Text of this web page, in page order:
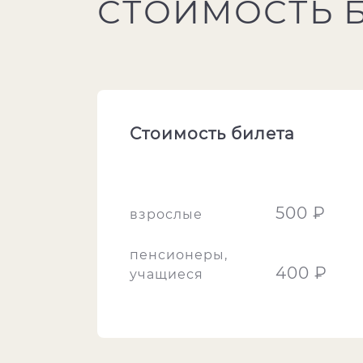
СТОИМОСТЬ
Стоимость билета
взрослые 500 ₽
пенсионеры,
учащиеся
400 ₽